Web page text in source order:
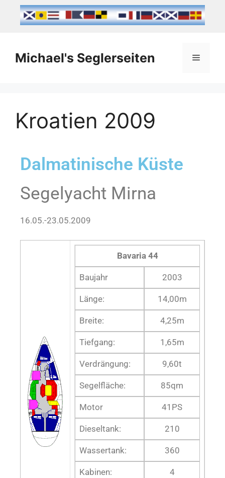
Michael's Seglerseiten
Kroatien 2009
Dalmatinische Küste
Segelyacht Mirna
16.05.-23.05.2009
Bavaria 44
Baujahr 2003
Länge: 14,00m
Breite: 4,25m
Tiefgang: 1,65m
Verdrängung: 9,60t
Segelfläche: 85qm
Motor 41PS
Dieseltank: 210
Wassertank: 360
Kabinen: 4